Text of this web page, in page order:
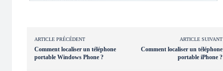
ARTICLE PRÉCÉDENT
Comment localiser un téléphone
portable Windows Phone ?
ARTICLE SUIVANT
Comment localiser un téléphone
portable iPhone ?